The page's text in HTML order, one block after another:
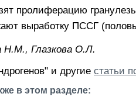
пролиферацию
выработку ПССГ
H.M., Глaзкoвa O.Л.
и другие статьи
в этом разделе: